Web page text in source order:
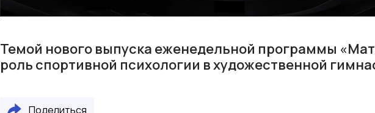
Темой нового выпуска еженедельной программы
роль спортивной психологии в художественной
Поделиться